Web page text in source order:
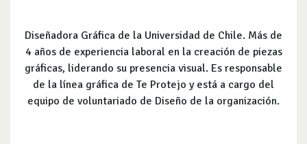
Diseñadora Gráfica de la Universidad de Chile. Más de
4 años de experiencia laboral en la creación de piezas
gráficas, liderando su presencia visual. Es responsable
de la línea gráfica de Te Protejo y está a cargo del
equipo de voluntariado de Diseño de la organización.